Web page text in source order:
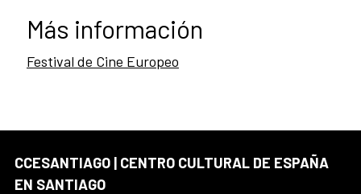
Más información
Festival de Cine Europeo
CCESANTIAGO | CENTRO CULTURAL DE ESPAÑA
EN SANTIAGO